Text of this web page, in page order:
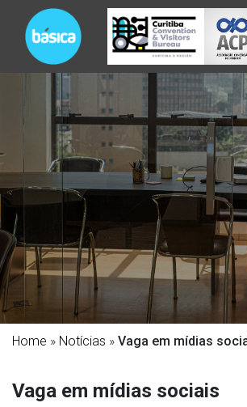
Home » Notícias » Vaga em mídias
Vaga em mídias sociais